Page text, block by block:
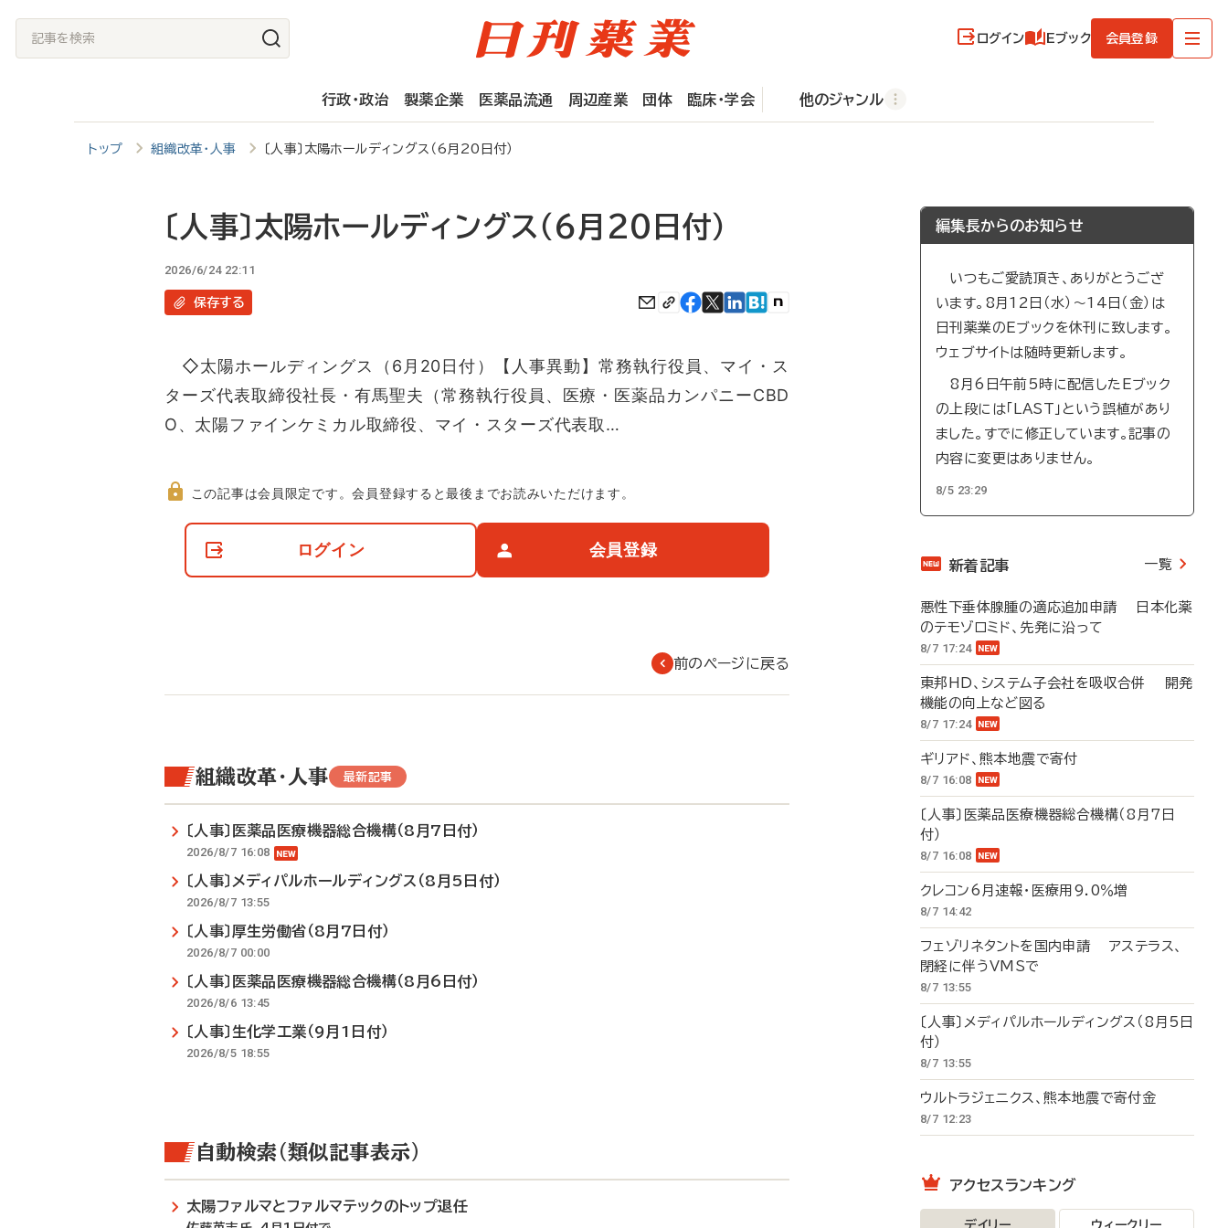
記
事
ログイン Eブック 会員登録
行政・政治 製薬企業 医薬品流通 周辺産業 団体 臨床・学会 他のジャンル
トップ 組織改革・人事 〔人事〕太陽ホールディングス（6月20日付）
〔人事〕太陽ホールディングス（6月20日付）
2026/6/24 22:11
保存する
◇太陽ホールディングス（6月20日付）【人事異動】常務執行役員、マイ・ス
ターズ代表取締役社長・有馬聖夫（常務執行役員、医療・医薬品カンパニーCBD
O、太陽ファインケミカル取締役、マイ・スターズ代表取…
て
この記事は会員限定です。会員登録すると最後までお読みいただけます。
ログイン 会員登録
前のページに戻る
組織改革・人事 最新記事
〔人事〕医薬品医療機器総合機構（8月7日付）
2026/8/7 16:08
〔人事〕メディパルホールディングス（8月5日付）
2026/8/7 13:55
〔人事〕厚生労働省（8月7日付）
2026/8/7 00:00
〔人事〕医薬品医療機器総合機構（8月6日付）
2026/8/6 13:45
〔人事〕生化学工業（9月1日付）
2026/8/5 18:55
自動検索（類似記事表示）
太陽ファルマとファルマテックのトップ退任
編集長からのお知らせ
いつもご愛読頂き、ありがとうござ
います。8月12日（水）～14日（金）は
日刊薬業のEブックを休刊に致します。
ウェブサイトは随時更新します。
8月6日午前5時に配信したEブック
の上段には「LAST」という誤植があり
ました。すでに修正しています。記事の
内容に変更はありません。
8/5 23:29
新着記事 一覧
悪性下垂体腺腫の適応追加申請 日本化薬
のテモゾロミド、先発に沿って
8/7 17:24
東邦HD、システム子会社を吸収合併 開発
機能の向上など図る
8/7 17:24
ギリアド、熊本地震で寄付
8/7 16:08
〔人事〕医薬品医療機器総合機構（8月7日
付）
8/7 16:08
クレコン6月速報・医療用9.0％増
8/7 14:42
フェゾリネタントを国内申請 アステラス、
閉経に伴うVMSで
8/7 13:55
〔人事〕メディパルホールディングス（8月5日
付）
8/7 13:55
ウルトラジェニクス、熊本地震で寄付金
8/7 12:23
アクセスランキング
デイリー ウィークリー